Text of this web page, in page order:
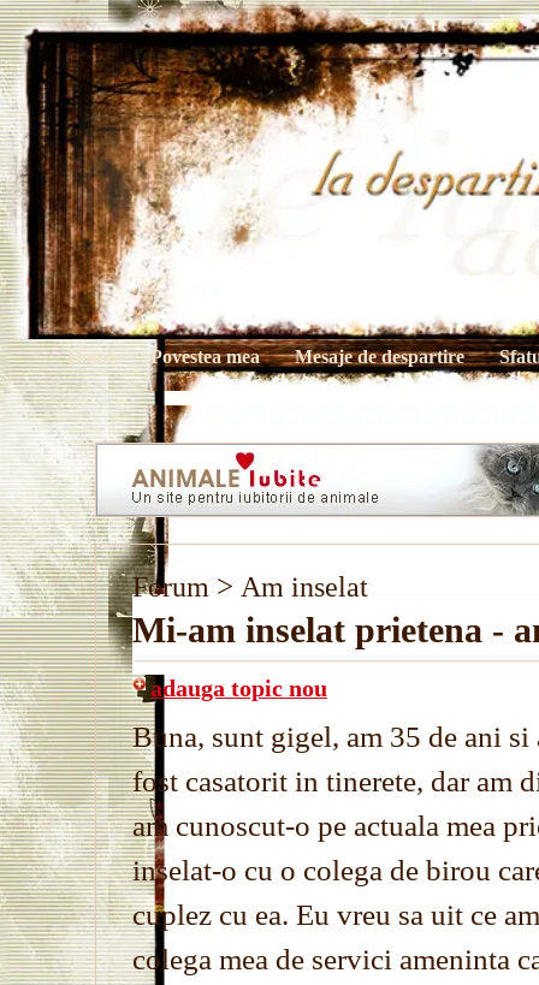
Home Povestea mea Mesaje de despartire
Forum > Am inselat
Mi-am inselat prietena -
adauga topic nou
Buna, sunt gigel, am 35 de ani
fost casatorit in tinerete, dar am
am cunoscut-o pe actuala mea
inselat-o cu o colega de birou
cuplez cu ea. Eu vreu sa uit ce
colega mea de servici ameninta